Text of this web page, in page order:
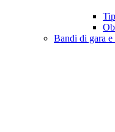
Bandi di gara e